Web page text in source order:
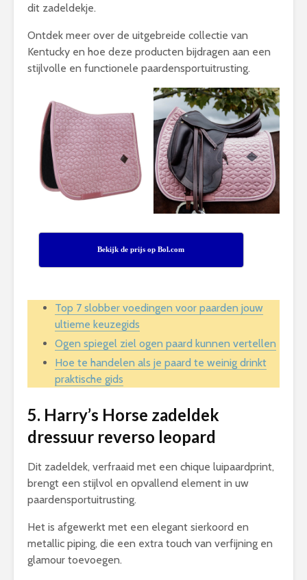
dit zadeldekje.
Ontdek meer over de uitgebreide collectie van
Kentucky en hoe deze producten bijdragen aan een
stijlvolle en functionele paardensportuitrusting.
Bekijk de prijs op Bol.com
Top 7 slobber voedingen voor paarden jouw
ultieme keuzegids
Ogen spiegel ziel ogen paard kunnen vertellen
Hoe te handelen als je paard te weinig drinkt
praktische gids
5. Harry’s Horse zadeldek
dressuur reverso leopard
Dit zadeldek, verfraaid met een chique luipaardprint,
brengt een stijlvol en opvallend element in uw
paardensportuitrusting.
Het is afgewerkt met een elegant sierkoord en
metallic piping, die een extra touch van verfijning en
glamour toevoegen.